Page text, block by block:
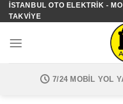
İçeriğe
atla
İSTANBUL OTO ELEKTRIK -
TAKVIYE
7/24 MOBIL YOL